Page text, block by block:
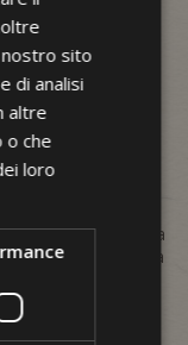
Adige
è il punto di
Adige. La vicinanza
un mix perfetto tra
sito
di analisi
altre
o che
loro